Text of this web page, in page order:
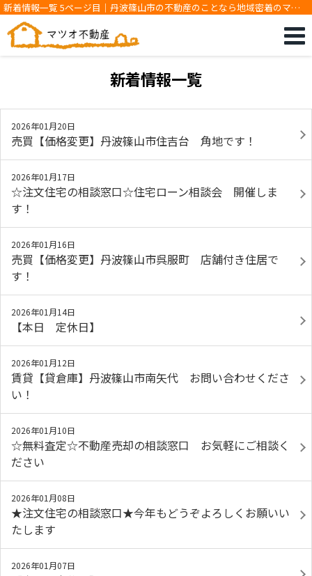
新着情報一覧 5ページ目｜丹波篠山市の不動産のことなら地域密着のマツ
オ不動産です
新着情報一覧
2026年01月20日
売買【価格変更】丹波篠山市住吉台 角地です！
2026年01月17日
☆注文住宅の相談窓口☆住宅ローン相談会 開催しま
す！
2026年01月16日
売買【価格変更】丹波篠山市呉服町 店舗付き住居で
す！
2026年01月14日
【本日 定休日】
2026年01月12日
賃貸【貸倉庫】丹波篠山市南矢代 お問い合わせくださ
い！
2026年01月10日
☆無料査定☆不動産売却の相談窓口 お気軽にご相談く
ださい
2026年01月08日
★注文住宅の相談窓口★今年もどうぞよろしくお願いい
たします
2026年01月07日